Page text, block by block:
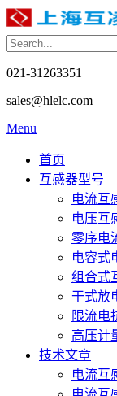
021-31263351
sales@hlelc.com
Menu
首页
互感器型号
电流互
电压互
零序电
电容式
组合式
干式放
限流电
高压计
技术文章
电流互